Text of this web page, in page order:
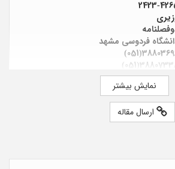
2423-
فردوسی مشهد
https://tpccp.um.ac.ir
معاونت پژوهشی دانشگاه فردوسی مشهد
قنبری هاشم آبادی؛ دکتر بهرام‌علی
قنبری هاشم آبادی
قنبری هاشم آبادی؛ دکتر بهرام‌علی
آقا محمدیان شعرباف؛ دکتر سید
نمایش بیشتر
ارسال مقاله